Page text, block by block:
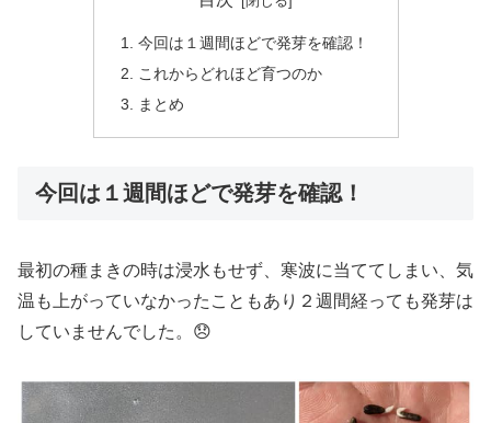
今回は１週間ほどで発芽を確認！
これからどれほど育つのか
まとめ
今回は１週間ほどで発芽を確認！
最初の種まきの時は浸水もせず、寒波に当ててしまい、気
温も上がっていなかったこともあり２週間経っても発芽は
していませんでした。😞